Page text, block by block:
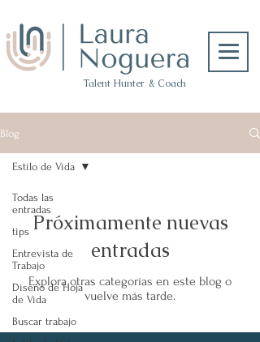
Talent Hunter & Coach
Blog
Todas las
entradas
tips
Entrevista de
Trabajo
Diseño de Hoja
de Vida
Buscar trabajo
Estilo de Vida
Próximamente nuevas
entradas
Explora otras categorías en este blog o
vuelve más tarde.